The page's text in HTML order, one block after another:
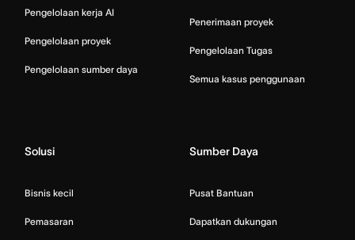
Pengelolaan kerja AI
Pengelolaan proyek
Pengelolaan sumber daya
Penerimaan proyek
Pengelolaan Tugas
Semua kasus penggunaan
Solusi
Bisnis kecil
Pemasaran
Sumber Daya
Pusat Bantuan
Dapatkan dukungan